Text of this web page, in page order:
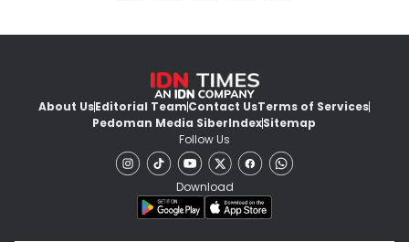
About UsEditorial TeamContact UsTerms of Services
Pedoman Media SiberIndexSitemap
Follow Us
Download